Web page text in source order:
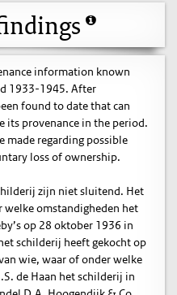
information known
1933-1945. After
found to date that can
provenance in the period.
made regarding possible
loss of ownership.
zijn niet sluitend. Het
omstandigheden het
op 28 oktober 1936 in
schilderij heeft gekocht op
wie, waar of onder welke
de Haan het schilderij in